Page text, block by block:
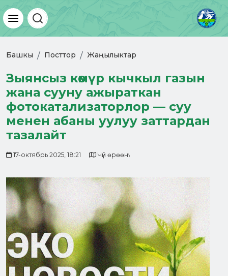
Башкы Посттор Жаңылыктар
Зыянсыз көмүр кычкыл газын
жана сууну ажыраткан
фотокатализаторлор — суу
менен абаны уулуу заттардан
тазалайт
17-октябрь 2025, 18:21 Чүй өрөөнү